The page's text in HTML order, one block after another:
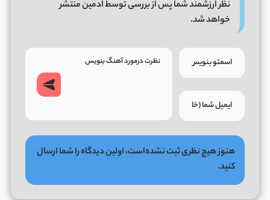
نظر ارزشمند شما پس از بررسی توسط ادمین منتشر
خواهد شد.
هنوز هیچ نظری ثبت نشده‌است، اولین دیدگاه را شما ارسال
کنید.